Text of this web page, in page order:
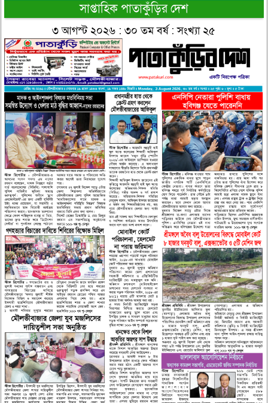
সাপ্তাহিক পাতাকুঁড়ির দেশ
৩ আগস্ট ২০২৬ : ৩০ তম বর্ষ : সংখ্যা ২৫